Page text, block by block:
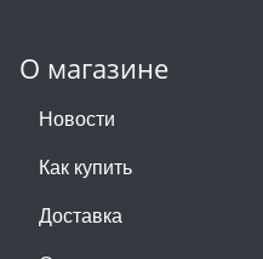
О магазине
Новости
Как купить
Доставка